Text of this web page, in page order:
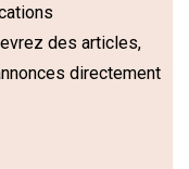
des articles,
directement